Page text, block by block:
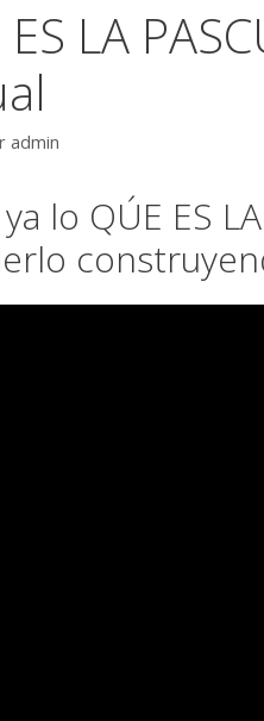
ES LA
admin
lo QÚE ES